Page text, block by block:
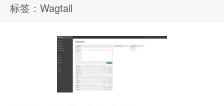
标签：Wagtail